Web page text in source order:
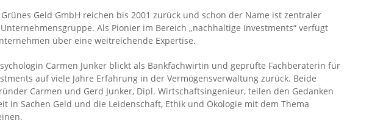
Geld GmbH reichen bis 2001 zurück und schon der Name ist zentraler
Als Pionier im Bereich „nachhaltige Investments“ verfügt
über eine weitreichende Expertise.
Carmen Junker blickt als Bankfachwirtin und geprüfte Fachberaterin für
auf viele Jahre Erfahrung in der Vermögensverwaltung zurück. Beide
Carmen und Gerd Junker, Dipl. Wirtschaftsingenieur, teilen den Gedanken
in Sachen Geld und die Leidenschaft, Ethik und Ökologie mit dem Thema